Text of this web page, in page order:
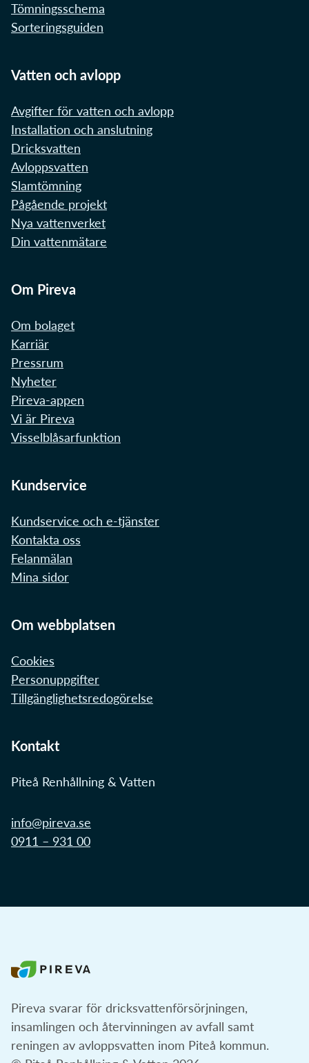
Tömningsschema
Sorteringsguiden
Vatten och avlopp
Avgifter för vatten och avlopp
Installation och anslutning
Dricksvatten
Avloppsvatten
Slamtömning
Pågående projekt
Nya vattenverket
Din vattenmätare
Om Pireva
Om bolaget
Karriär
Pressrum
Nyheter
Pireva-appen
Vi är Pireva
Visselblåsarfunktion
Kundservice
Kundservice och e-tjänster
Kontakta oss
Felanmälan
Mina sidor
Om webbplatsen
Cookies
Personuppgifter
Tillgänglighetsredogörelse
Kontakt
Piteå Renhållning & Vatten
info@pireva.se
0911 – 931 00
Pireva svarar för dricksvattenförsörjningen,
insamlingen och återvinningen av avfall samt
reningen av avloppsvatten inom Piteå kommun.